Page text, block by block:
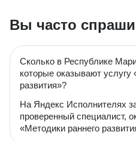
Вы часто
Сколько в Республике
которые оказывают услугу
развития»?
На Яндекс Исполнителях
проверенный специалист,
«Методики раннего